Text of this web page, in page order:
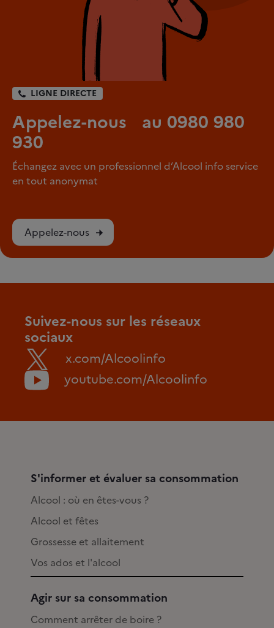
LIGNE DIRECTE
Appelez-nous au 0980 980
930
Échangez avec un professionnel d’Alcool info service
en tout anonymat
Appelez-nous
Suivez-nous sur les réseaux
sociaux
x.com/Alcoolinfo
youtube.com/Alcoolinfo
S'informer et évaluer sa consommation
Alcool : où en êtes-vous ?
Alcool et fêtes
Grossesse et allaitement
Vos ados et l'alcool
Agir sur sa consommation
Comment arrêter de boire ?